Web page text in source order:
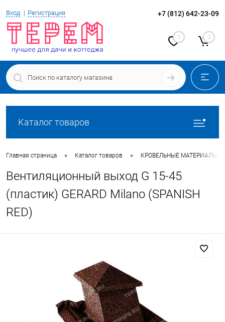
Вход Регистрация +7 (812) 642-23-09
0 0
Каталог товаров
Главная страница • Каталог товаров • КРОВЕЛЬНЫЕ МАТЕРИАЛЫ
Вентиляционный выход G 15-45
(пластик) GERARD Milano (SPANISH
RED)